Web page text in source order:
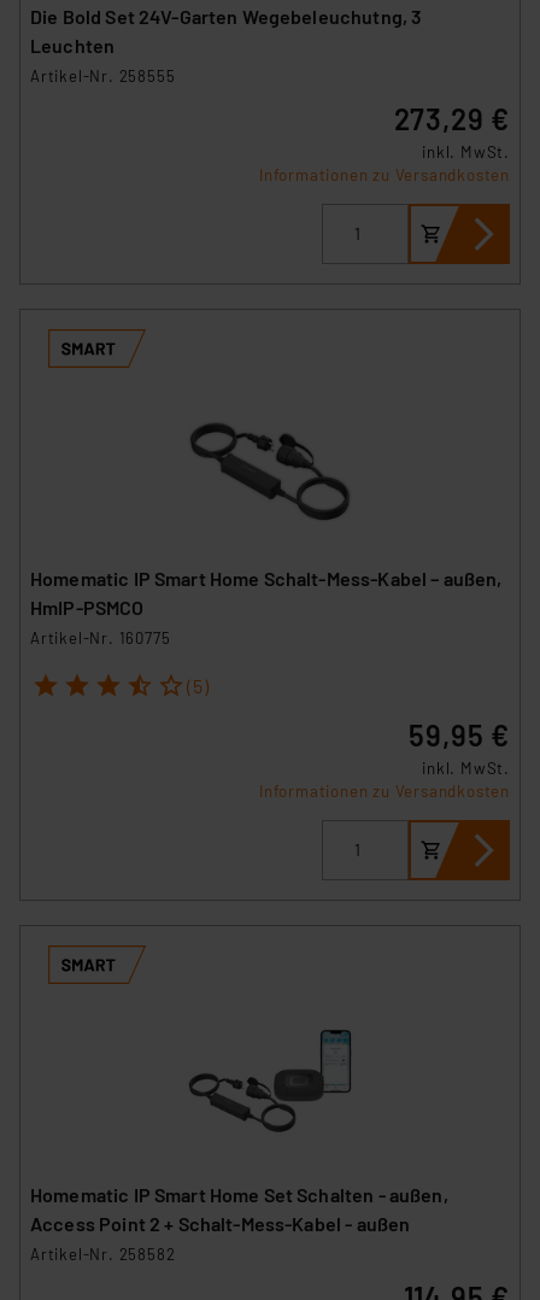
Die Bold Set 24V-Garten Wegebeleuchutng, 3
Leuchten
Artikel-Nr. 258555
273,29 €
inkl. MwSt.
Informationen zu Versandkosten
Homematic IP Smart Home Schalt-Mess-Kabel – außen,
HmIP-PSMCO
Artikel-Nr. 160775
1 2 3 4 5 (5)
59,95 €
inkl. MwSt.
Informationen zu Versandkosten
Homematic IP Smart Home Set Schalten - außen,
Access Point 2 + Schalt-Mess-Kabel - außen
Artikel-Nr. 258582